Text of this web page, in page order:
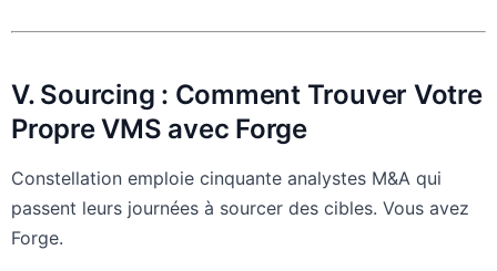
V. Sourcing : Comment Trouver Votre
Propre VMS avec Forge
Constellation emploie cinquante analystes M&A qui
passent leurs journées à sourcer des cibles. Vous avez
Forge.